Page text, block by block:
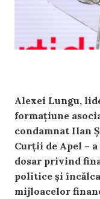
Alexei Lungu,
formațiune
condamnat Ilan
Curții de Apel –
dosar privind
politice și
mijloacelor